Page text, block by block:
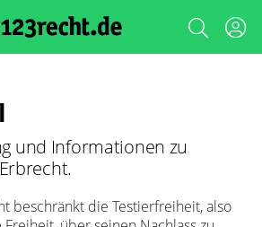
und Informationen zu
beschränkt die Testierfreiheit, also